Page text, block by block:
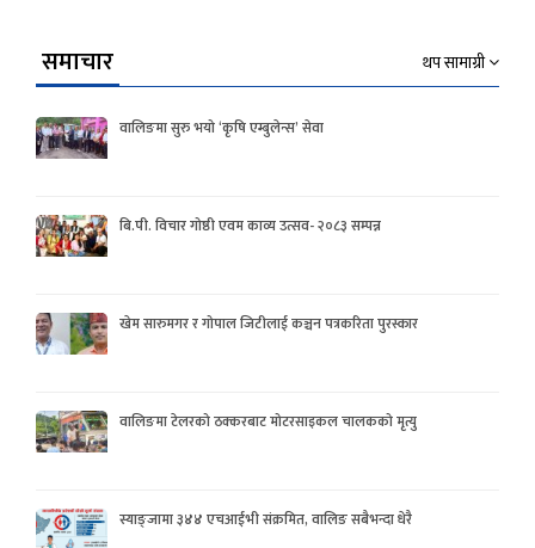
समाचार थप सामाग्री
वालिङमा सुरु भयो ‘कृषि एम्बुलेन्स’ सेवा
बि.पी. विचार गोष्ठी एवम काव्य उत्सव- २०८३ सम्पन्न
खेम सारुमगर र गोपाल जिटीलाई कञ्चन पत्रकरिता पुरस्कार
वालिङमा टेलरको ठक्करबाट मोटरसाइकल चालकको मृत्यु
स्याङ्जामा ३४४ एचआईभी संक्रमित, वालिङ सबैभन्दा धेरै